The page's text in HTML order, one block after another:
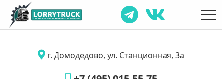
г. Домодедово, ул. Станционная, 3а